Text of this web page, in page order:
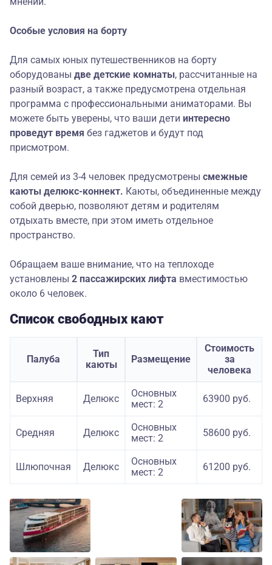
Особые условия на борту
Для самых юных путешественников на борту
оборудованы две детские комнаты, рассчитанные на
разный возраст, а также предусмотрена отдельная
программа с профессиональными аниматорами. Вы
можете быть уверены, что ваши дети интересно
проведут время без гаджетов и будут под
присмотром.
Для семей из 3-4 человек предусмотрены смежные
каюты делюкс-коннект. Каюты, объединенные между
собой дверью, позволяют детям и родителям
отдыхать вместе, при этом иметь отдельное
пространство.
Обращаем ваше внимание, что на теплоходе
установлены 2 пассажирских лифта вместимостью
около 6 человек.
Список свободных кают
Палуба
Тип
каюты
Размещение
Стоимость
за
человека
Верхняя Делюкс
Основных
мест: 2
63900 руб.
Средняя Делюкс
Основных
мест: 2
58600 руб.
Шлюпочная Делюкс
Основных
мест: 2
61200 руб.